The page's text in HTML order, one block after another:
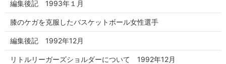
編集後記 1993年１月
膝のケガを克服したバスケットボール女性選手
編集後記 1992年12月
リトルリーガーズショルダーについて 1992年12月